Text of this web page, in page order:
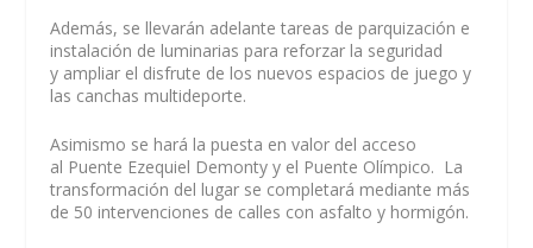
Además, se llevarán adelante tareas de parquización e
instalación de luminarias para reforzar la seguridad
y ampliar el disfrute de los nuevos espacios de juego y
las canchas multideporte.
Asimismo se hará la puesta en valor del acceso
al Puente Ezequiel Demonty y el Puente Olímpico. La
transformación del lugar se completará mediante más
de 50 intervenciones de calles con asfalto y hormigón.